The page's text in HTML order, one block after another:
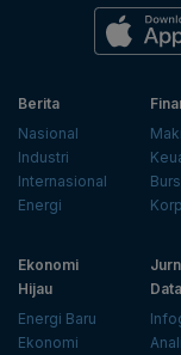
Berita
Nasional
Industri
Internasional
Energi
Ekonomi
Hijau
Energi Baru
Ekonomi
Data